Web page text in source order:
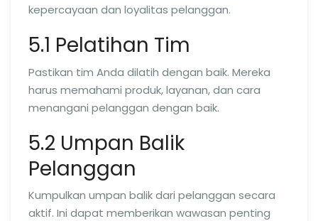
kepercayaan dan loyalitas pelanggan.
5.1 Pelatihan Tim
Pastikan tim Anda dilatih dengan baik. Mereka
harus memahami produk, layanan, dan cara
menangani pelanggan dengan baik.
5.2 Umpan Balik
Pelanggan
Kumpulkan umpan balik dari pelanggan secara
aktif. Ini dapat memberikan wawasan penting